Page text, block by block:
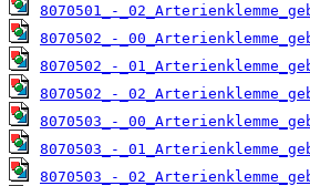
8070501_-
8070502_-
8070502_-
8070502_-
8070503_-
8070503_-
8070503_-